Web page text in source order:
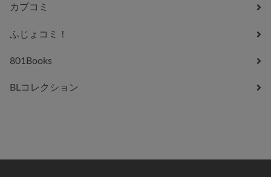
カプコミ
ふじょコミ！
801Books
BLコレクション